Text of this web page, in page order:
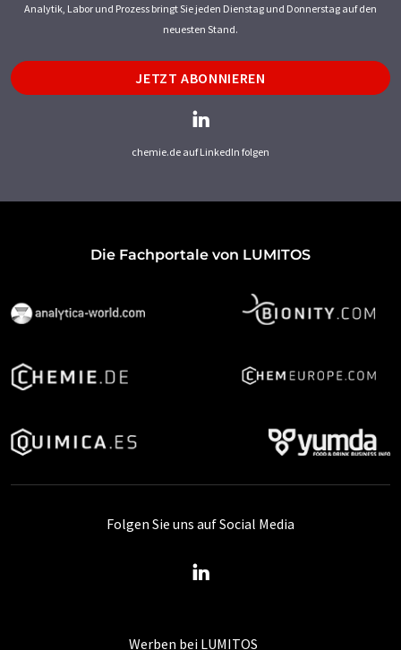
Analytik, Labor und Prozess bringt Sie jeden Dienstag und Donnerstag auf den
neuesten Stand.
JETZT ABONNIEREN
chemie.de auf LinkedIn folgen
Die Fachportale von LUMITOS
Werben bei LUMITOS
Folgen Sie uns auf Social Media